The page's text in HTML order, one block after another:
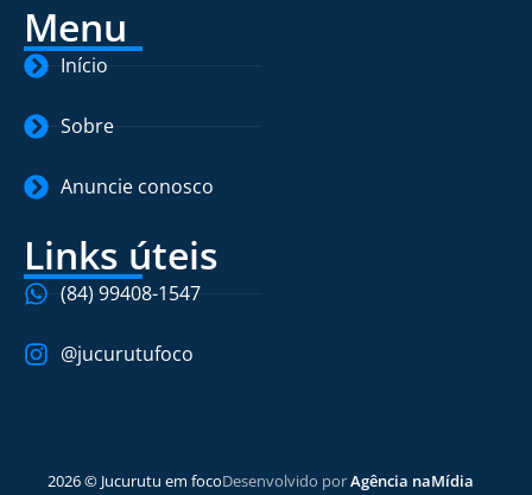
Menu
Início
Sobre
Anuncie conosco
Links úteis
(84) 99408-1547
@jucurutufoco
2026 © Jucurutu em focoDesenvolvido porAgência naMídia